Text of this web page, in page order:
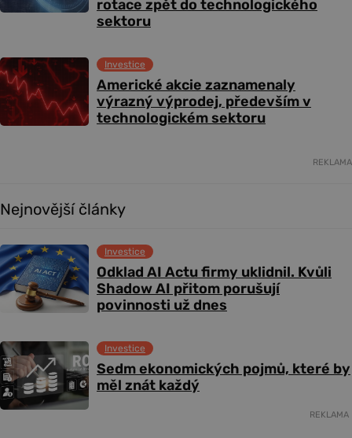
rotace zpět do technologického
sektoru
Americké akcie zaznamenaly
výrazný výprodej, především v
technologickém sektoru
Investice
REKLAMA
Nejnovější články
Odklad AI Actu firmy uklidnil. Kvůli
Shadow AI přitom porušují
povinnosti už dnes
Investice
Sedm ekonomických pojmů, které by
měl znát každý
Investice
REKLAMA